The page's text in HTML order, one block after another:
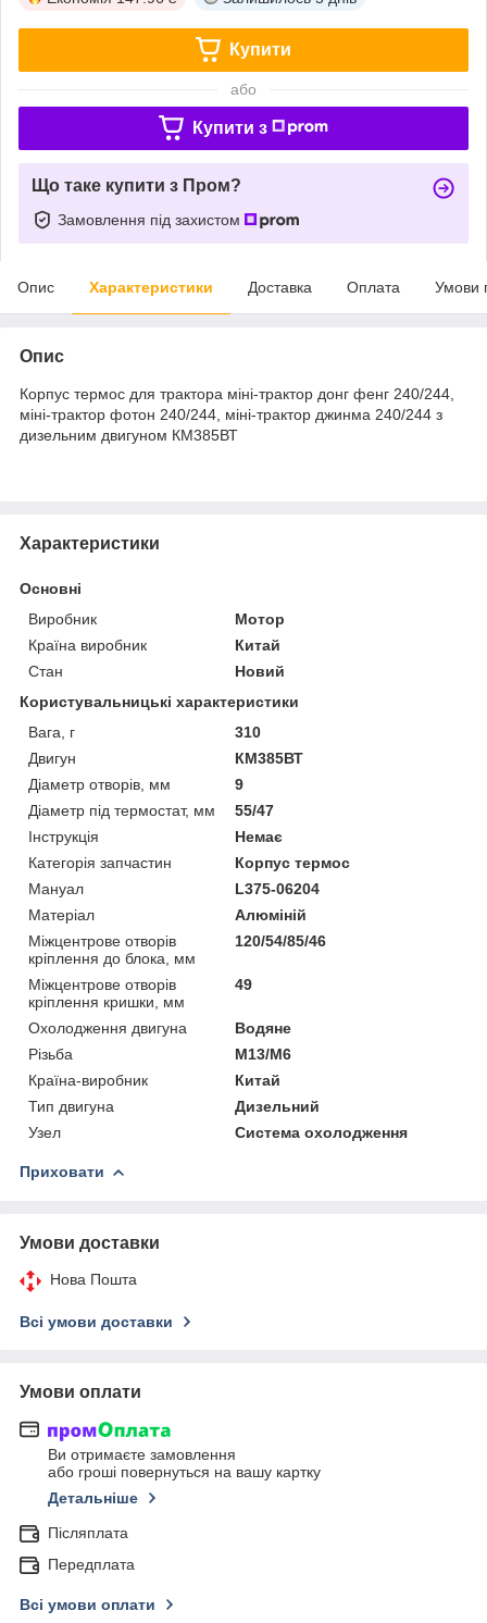
Купити
або
Купити з
Що таке купити з Пром?
Замовлення під захистом
Опис Характеристики Доставка Оплата Умови
Опис
Корпус термос для трактора міні-трактор донг фенг 240/244,
міні-трактор фотон 240/244, міні-трактор джинма 240/244 з
дизельним двигуном КМ385ВТ
Характеристики
Основні
Виробник
Мотор
Країна виробник
Китай
Стан
Новий
Користувальницькі характеристики
Вага, г
310
Двигун
КМ385ВТ
Діаметр отворів, мм
9
Діаметр під термостат, мм
55/47
Інструкція
Немає
Категорія запчастин
Корпус термос
Мануал
L375-06204
Матеріал
Алюміній
Міжцентрове отворів
кріплення до блока, мм
120/54/85/46
Міжцентрове отворів
кріплення кришки, мм
49
Охолодження двигуна
Водяне
Різьба
М13/М6
Країна-виробник
Китай
Тип двигуна
Дизельний
Узел
Система охолодження
Приховати
Умови доставки
Нова Пошта
Всі умови доставки
Умови оплати
Ви отримаєте замовлення
або гроші повернуться на вашу картку
Детальніше
Післяплата
Передплата
Всі умови оплати